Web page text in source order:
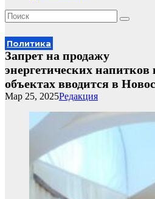
Политика
Запрет на продажу
энергетических
объектах вводится в
Редакция
Мар 25, 2025